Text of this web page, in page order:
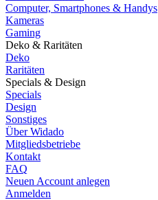
Computer, Smartphones & Handys
Kameras
Gaming
Deko & Raritäten
Deko
Raritäten
Specials & Design
Specials
Design
Sonstiges
Über Widado
Mitgliedsbetriebe
Kontakt
FAQ
Neuen Account anlegen
Anmelden